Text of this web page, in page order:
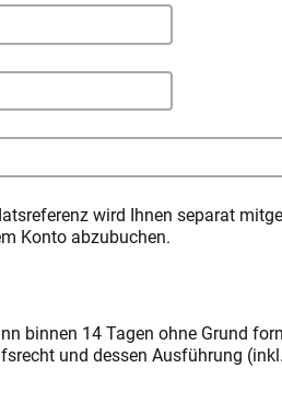
wird Ihnen separat
Konto abzubuchen.
binnen 14 Tagen ohne Grund
und dessen Ausführung